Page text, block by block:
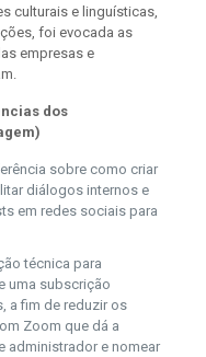
culturais e linguísticas,
foi evocada as
empresas e
dos
sobre como criar
diálogos internos e
em redes sociais para
técnica para
uma subscrição
a fim de reduzir os
Zoom que dá a
administrador e nomear